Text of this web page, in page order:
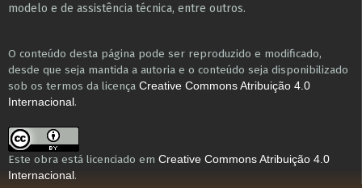
modelo e de assistência técnica​, entre outros​.
O conteúdo desta página pode ser reproduzido e modificado,
desde que seja mantida a autoria e o conteúdo seja disponibilizado
sob os termos da licença Creative Commons Atribuição 4.0
Internacional .
Este obra está licenciado em Creative Commons Atribuição 4.0
Internacional .